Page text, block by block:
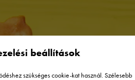
beállítások
szükséges cookie-kat használ. Szélesebb